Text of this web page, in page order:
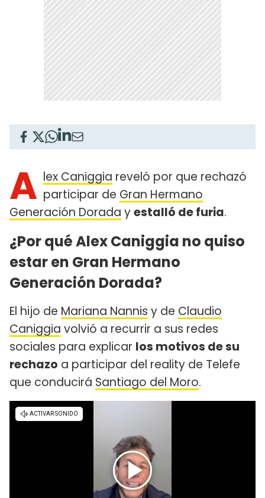
A lex Caniggia reveló por que rechazó
participar de Gran Hermano
Generación Dorada yestalló de furia.
¿Por qué Alex Caniggia no quiso
estar en Gran Hermano
Generación Dorada?
El hijo de Mariana Nannis y de Claudio
Caniggia volvió a recurrir a sus redes
sociales para explicar los motivos de su
rechazo a participar del reality de Telefe
que conducirá Santiago del Moro.